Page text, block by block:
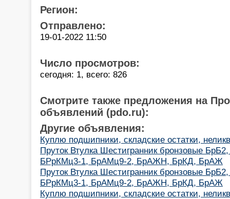
Регион:
Отправлено:
19-01-2022 11:50
Число просмотров:
сегодня: 1, всего: 826
Смотрите также предложения на
объявлений (pdo.ru):
Другие объявления:
Куплю подшипники, складские остатки,
Пруток Втулка Шестигранник бронзовые
БРрКМц3-1, БрАМц9-2, БрАЖН, БрКД, БрАЖ
Пруток Втулка Шестигранник бронзовые
БРрКМц3-1, БрАМц9-2, БрАЖН, БрКД, БрАЖ
Куплю подшипники, складские остатки,